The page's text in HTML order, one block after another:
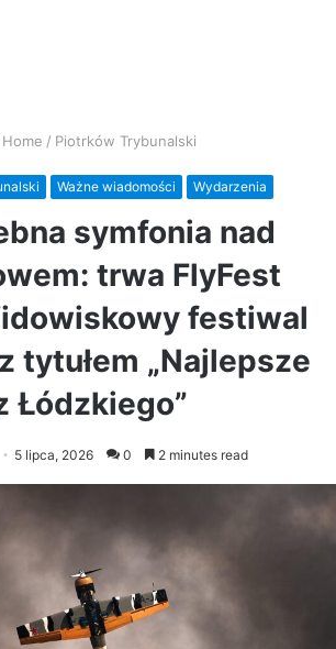
/ Piotrków Trybunalski
Ważne wiadomości Wydarzenia
symfonia nad
trwa FlyFest
festiwal
tytułem „Najlepsze
Łódzkiego”
5 lipca, 2026 0 2 minutes read